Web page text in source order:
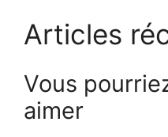
Articles
Vous
aimer